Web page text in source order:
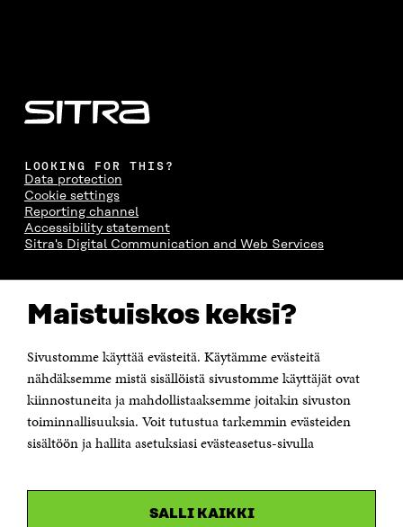
Maistuiskos keksi?
Sivustomme käyttää evästeitä. Käytämme evästeitä
nähdäksemme mistä sisällöistä sivustomme käyttäjät ovat
kiinnostuneita ja mahdollistaaksemme joitakin sivuston
toiminnallisuuksia. Voit tutustua tarkemmin evästeiden
sisältöön ja hallita asetuksiasi evästeasetus-sivulla
SALLI KAIKKI
LOOKING FOR THIS?
Data protection
Cookie settings
Reporting channel
Accessibility statement
Sitra's Digital Communication and Web Services
The Finnish Innovation Fund Sitra
Itämerenkatu 11-13, PO Box 160,
Telephone +358 294 618 991
Telefax +358 9 645 072
Email firstname.lastname@sitra.fi sitra@sitra.fi
How to get to Sitra?
Business ID 0202132-3